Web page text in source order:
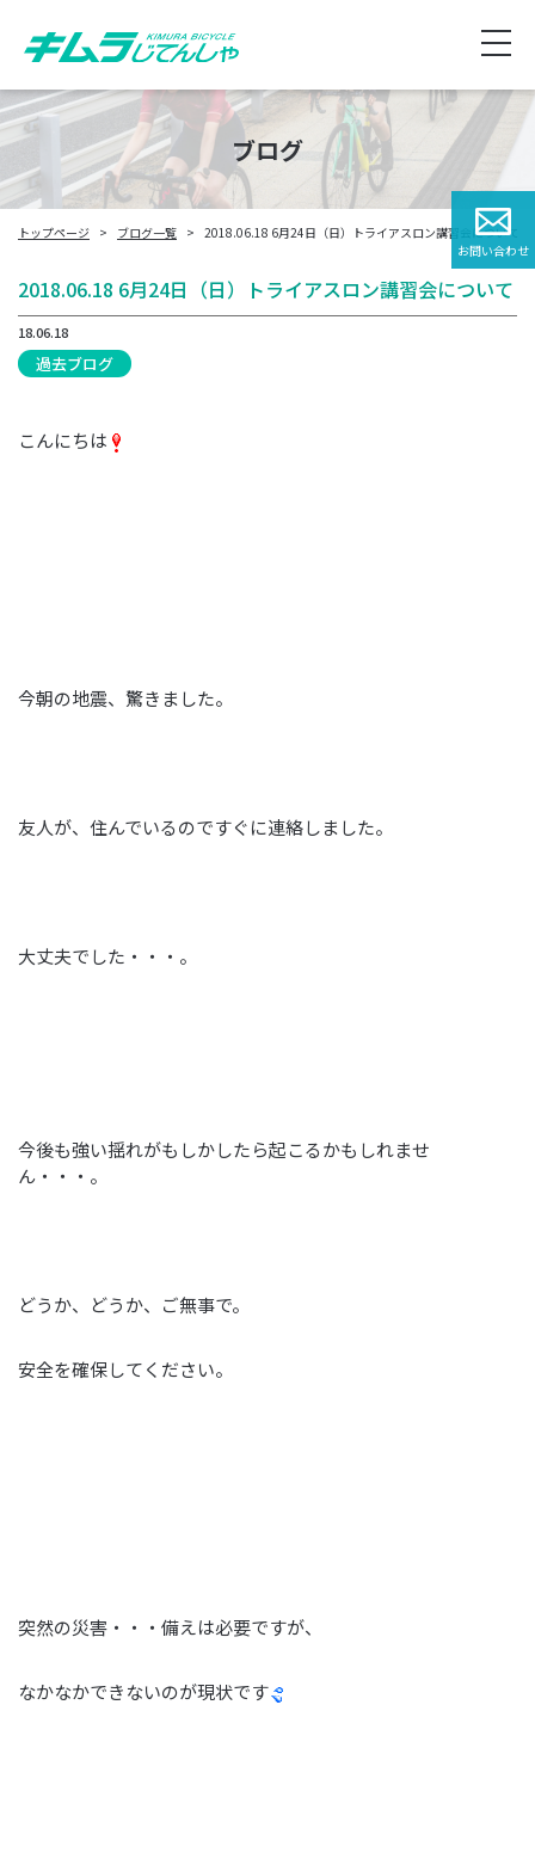
ブログ
トップページ ブログ一覧 2018.06.18 6月24日（日）トライアスロン講習会について
2018.06.18 6月24日（日）トライアスロン講習会について
18.06.18
過去ブログ
こんにちは
今朝の地震、驚きました。
友人が、住んでいるのですぐに連絡しました。
大丈夫でした・・・。
今後も強い揺れがもしかしたら起こるかもしれませ
ん・・・。
どうか、どうか、ご無事で。
安全を確保してください。
突然の災害・・・備えは必要ですが、
なかなかできないのが現状です
お問い合わせ